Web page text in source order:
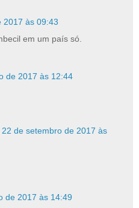
2017 às 09:43
em um país só.
de 2017 às 12:44
22 de setembro de 2017 às
de 2017 às 14:49